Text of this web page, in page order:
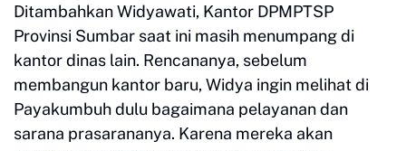
Ditambahkan Widyawati, Kantor DPMPTSP
Provinsi Sumbar saat ini masih menumpang di
kantor dinas lain. Rencananya, sebelum
membangun kantor baru, Widya ingin melihat di
Payakumbuh dulu bagaimana pelayanan dan
sarana prasarananya. Karena mereka akan